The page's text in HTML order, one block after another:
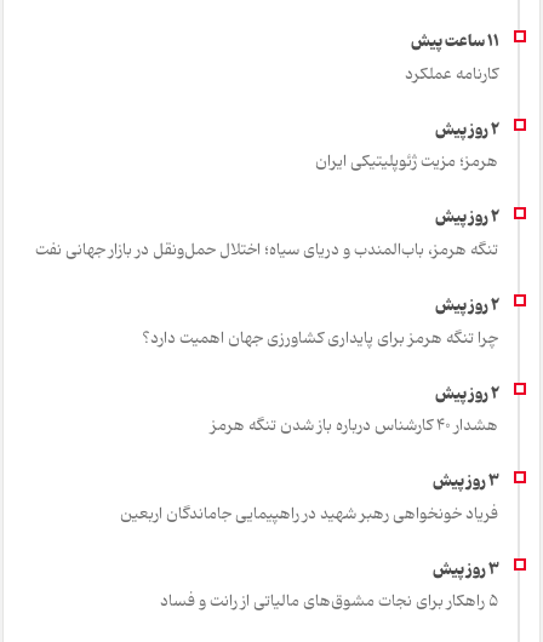
کارنامه عملکرد
هرمز؛ مزیت ژئوپلیتیکی ایران
تنگه هرمز، باب‌المندب و دریای سیاه؛ اختلال حمل‌ونقل در بازار جهانی نفت
چرا تنگه هرمز برای پایداری کشاورزی جهان اهمیت دارد؟
هشدار 40 کارشناس درباره باز شدن تنگه هرمز
فریاد خونخواهی رهبر شهید در راهپیمایی جاماندگان اربعین
۵ راهکار برای نجات مشوق‌های مالیاتی از رانت و فساد